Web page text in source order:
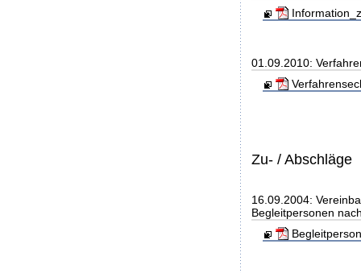
01.09.2010:
Zu- / Abschläge
16.09.2004:
Begleitpersonen